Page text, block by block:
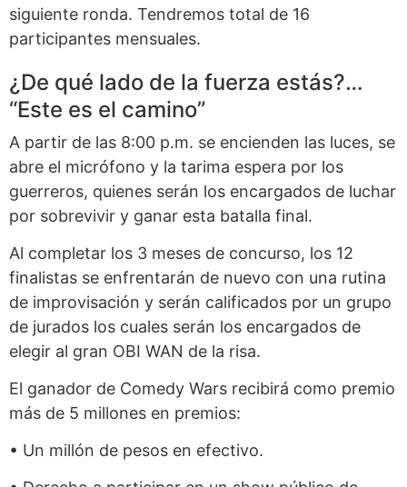
siguiente ronda. Tendremos total de 16
participantes mensuales.
¿De qué lado de la fuerza estás?…
“Este es el camino”
A partir de las 8:00 p.m. se encienden las luces, se
abre el micrófono y la tarima espera por los
guerreros, quienes serán los encargados de luchar
por sobrevivir y ganar esta batalla final.
Al completar los 3 meses de concurso, los 12
finalistas se enfrentarán de nuevo con una rutina
de improvisación y serán calificados por un grupo
de jurados los cuales serán los encargados de
elegir al gran OBI WAN de la risa.
El ganador de Comedy Wars recibirá como premio
más de 5 millones en premios:
• Un millón de pesos en efectivo.